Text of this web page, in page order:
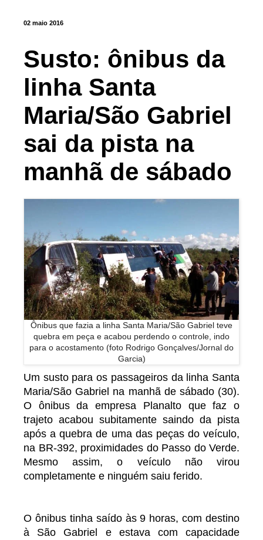
02 maio 2016
Susto: ônibus da
linha Santa
Maria/São Gabriel
sai da pista na
manhã de sábado
Ônibus que fazia a linha Santa Maria/São Gabriel teve
quebra em peça e acabou perdendo o controle, indo
para o acostamento (foto Rodrigo Gonçalves/Jornal do
Garcia)
Um susto para os passageiros da linha Santa
Maria/São Gabriel na manhã de sábado (30).
O ônibus da empresa Planalto que faz o
trajeto acabou subitamente saindo da pista
após a quebra de uma das peças do veículo,
na BR-392, proximidades do Passo do Verde.
Mesmo assim, o veículo não virou
completamente e ninguém saiu ferido.
O ônibus tinha saído às 9 horas, com destino
à São Gabriel e estava com capacidade